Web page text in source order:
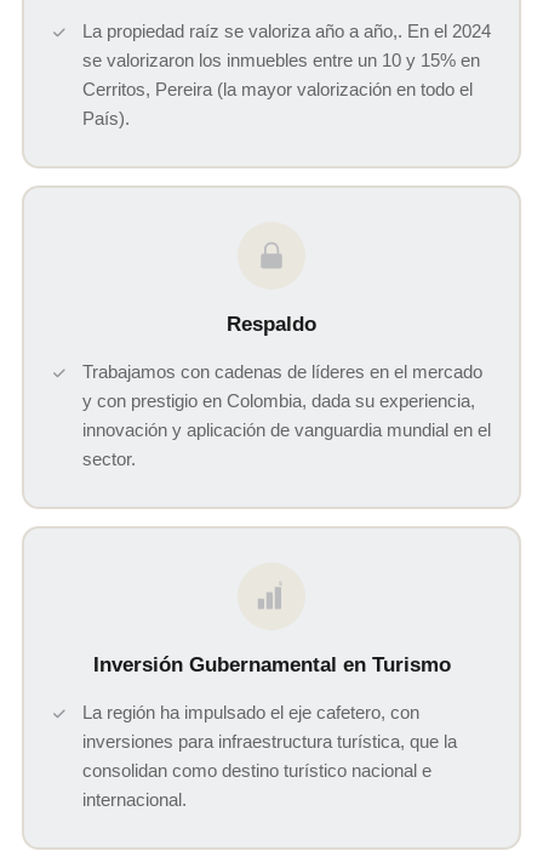
La propiedad raíz se valoriza año a año,. En el 2024
se valorizaron los inmuebles entre un 10 y 15% en
Cerritos, Pereira (la mayor valorización en todo el
País).
Respaldo
Trabajamos con cadenas de líderes en el mercado
y con prestigio en Colombia, dada su experiencia,
innovación y aplicación de vanguardia mundial en el
sector.
$
Inversión Gubernamental en Turismo
La región ha impulsado el eje cafetero, con
inversiones para infraestructura turística, que la
consolidan como destino turístico nacional e
internacional.